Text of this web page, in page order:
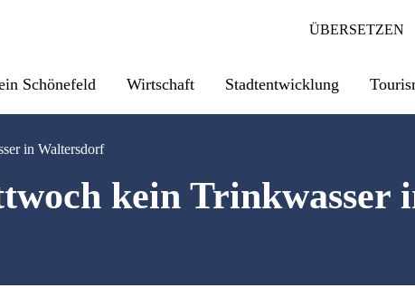
ÜBERSETZEN
Schönefeld Wirtschaft Stadtentwicklung
in Waltersdorf
kein Trinkwasser